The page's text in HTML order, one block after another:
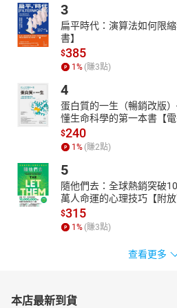
3
扁平時代：演算法如何限
書】
$385
1% (賺3點)
4
蛋白質的一生（暢銷改版
懂生命科學的第一本書【電
$240
1% (賺2點)
5
隨他們去：全球熱銷突破
萬人命運的心理技巧【附
書】
$315
1% (賺3點)
查看更多
本店最新到貨